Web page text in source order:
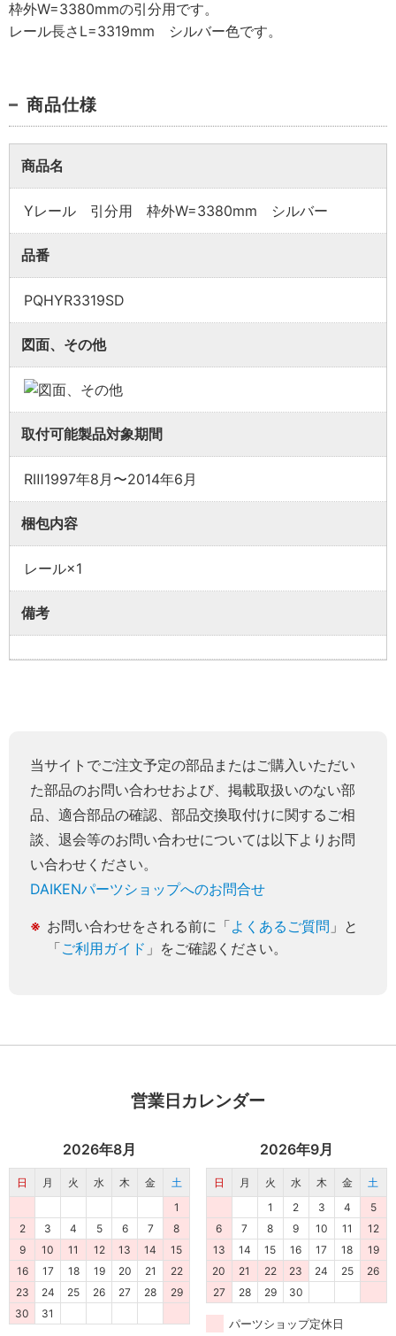
枠外W=3380mmの引分用です。
レール長さL=3319mm シルバー色です。
商品仕様
商品名
Yレール 引分用 枠外W=3380mm シルバー
品番
PQHYR3319SD
図面、その他
取付可能製品対象期間
RⅢ1997年8月〜2014年6月
梱包内容
レール×1
備考
当サイトでご注文予定の部品またはご購入いただい
た部品のお問い合わせおよび、掲載取扱いのない部
品、適合部品の確認、部品交換取付けに関するご相
談、退会等のお問い合わせについては以下よりお問
い合わせください。
DAIKENパーツショップへのお問合せ
お問い合わせをされる前に「よくあるご質問 」と
「ご利用ガイド 」をご確認ください。
業者様向け商品とは
取付方法説明書や埋木などの同梱品が付属してい
ない商品です。
同梱品が必要な場合は、「※業者様向け」と記載の
ない商品をご購入ください。
営業日カレンダー
2026年8月
日 月 火 水 木 金
土
1
2
3 4 5 6 7
8
9
10 11 12 13 14
15
16
17 18 19 20 21
22
23
24 25 26 27 28
29
30
31
2026年9月
日 月 火 水 木 金
土
1
2 3 4
5
6
7 8 9 10 11
12
13
14 15 16 17 18
19
20
21 22 23 24 25
26
27
28 29 30
パーツショップ定休日